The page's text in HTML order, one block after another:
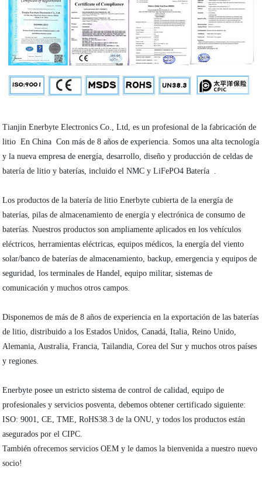
Tianjin Enerbyte Electronics Co., Ltd, es un profesional de la fabricación de
litio En China Con más de 8 años de experiencia. Somos una alta tecnología
y la nueva empresa de energía, desarrollo, diseño y producción de celdas de
batería de litio y baterías, incluido el NMC y LiFePO4 Batería .
Los productos de la batería de litio Enerbyte cubierta de la energía de
baterías, pilas de almacenamiento de energía y electrónica de consumo de
baterías. Nuestros productos son ampliamente aplicados en los vehículos
eléctricos, herramientas eléctricas, equipos médicos, la energía del viento
solar/banco de baterías de almacenamiento, backup, emergencia y equipos de
seguridad, los terminales de Handel, equipo militar, sistemas de
comunicación y muchos otros campos.
Disponemos de más de 8 años de experiencia en la exportación de las baterías
de litio, distribuido a los Estados Unidos, Canadá, Italia, Reino Unido,
Alemania, Australia, Francia, Tailandia, Corea del Sur y muchos otros países
y regiones.
Enerbyte posee un estricto sistema de control de calidad, equipo de
profesionales y servicios posventa, debemos obtener certificado siguiente:
ISO: 9001, CE, TME, RoHS38.3 de la ONU, y todos los productos están
asegurados por el CIPC.
También ofrecemos servicios OEM y le damos la bienvenida a nuestro nuevo
socio!